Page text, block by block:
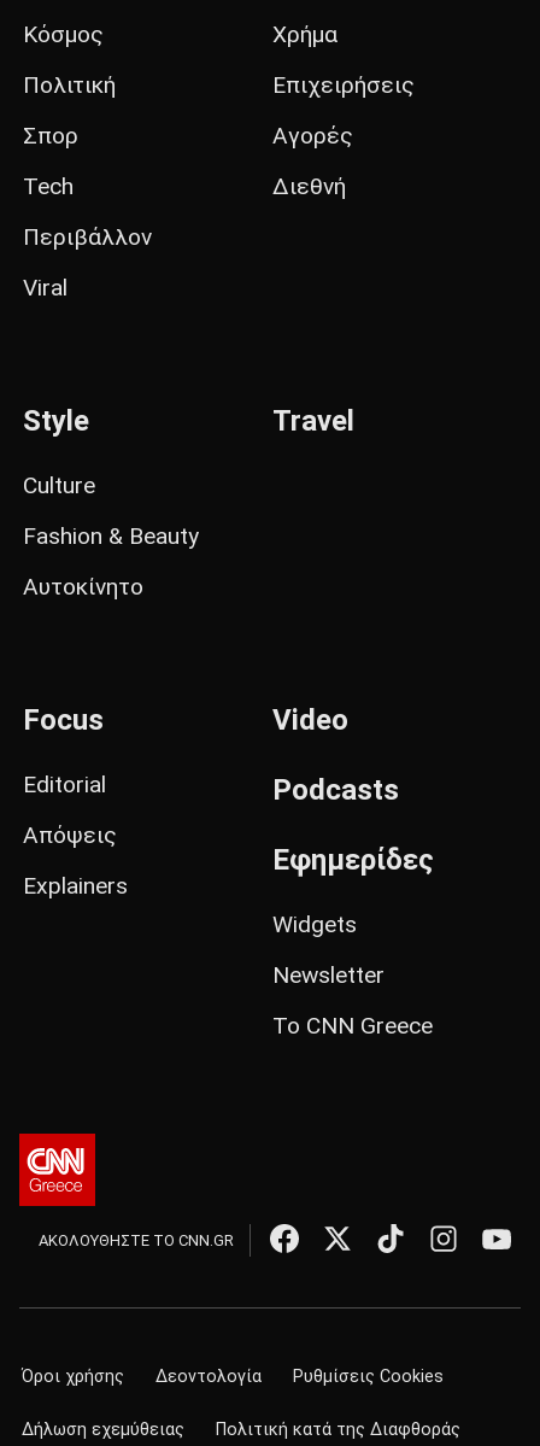
Κόσμος
Πολιτική
Σπορ
Tech
Περιβάλλον
Viral
Χρήμα
Επιχειρήσεις
Αγορές
Διεθνή
Style
Culture
Fashion & Beauty
Αυτοκίνητο
Travel
Focus
Editorial
Απόψεις
Explainers
Video
Podcasts
Εφημερίδες
Widgets
Newsletter
Το CNN Greece
ΑΚΟΛΟΥΘΗΣΤΕ ΤΟ CNN.GR
Όροι χρήσης Δεοντολογία Ρυθμίσεις Cookies
Δήλωση εχεμύθειας Πολιτική κατά της Διαφθοράς